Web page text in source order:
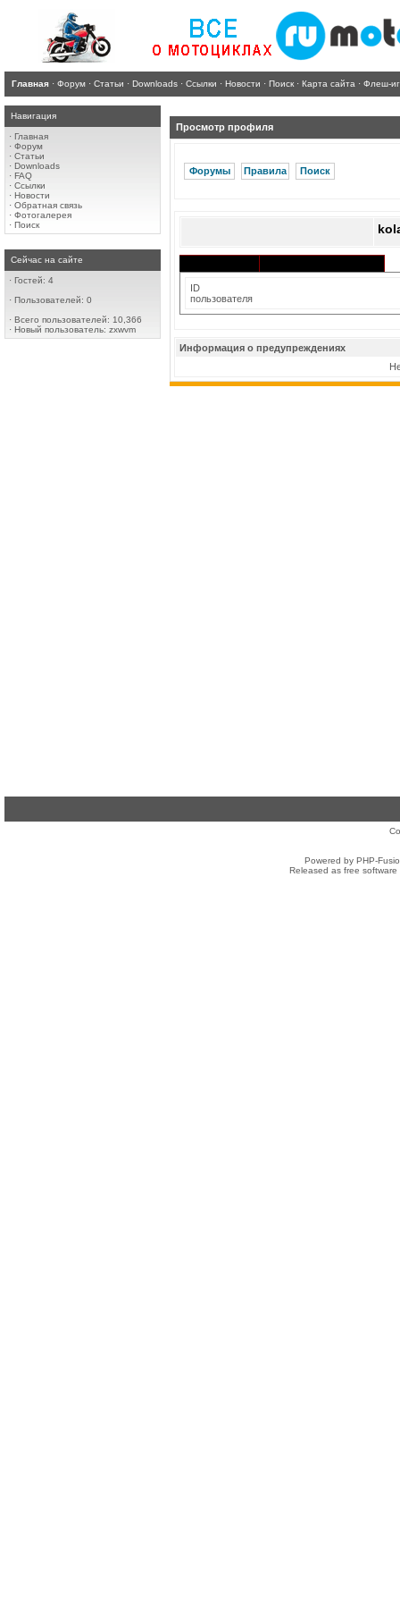
Главная · Форум · Статьи · Downloads · Ссылки · Новости · Поиск · Карта сайта · Флеш-
Навигация
· Главная
· Форум
· Статьи
· Downloads
· FAQ
· Ссылки
· Новости
· Обратная связь
· Фотогалерея
· Поиск
Сейчас на сайте
· Гостей: 4
· Пользователей: 0
· Всего пользователей: 10,366
· Новый пользователь: zxwvm
Просмотр профиля
Форумы Правила Поиск
ID
пользователя
Информация о предупреждениях
Powered by PHP-
Released as free